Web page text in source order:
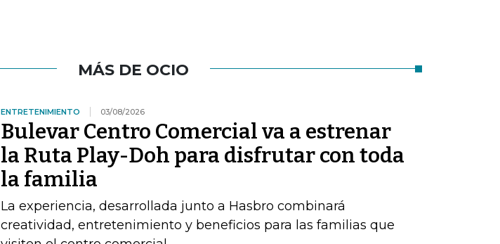
MÁS DE OCIO
ENTRETENIMIENTO 03/08/2026
Bulevar Centro Comercial va a estrenar
la Ruta Play-Doh para disfrutar con toda
la familia
La experiencia, desarrollada junto a Hasbro combinará
creatividad, entretenimiento y beneficios para las familias que